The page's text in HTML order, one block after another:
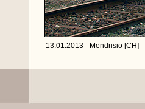
13.01.2013 - Mendrisio [CH]